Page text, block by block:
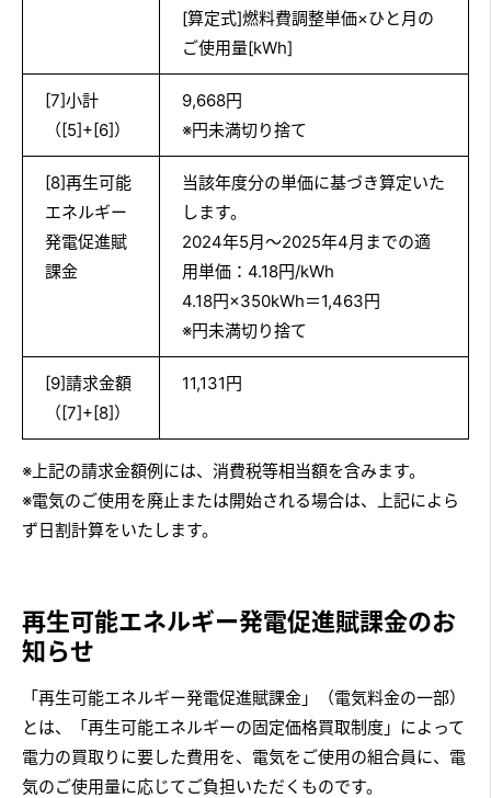
[算定式]燃料費調整単価×ひと月の
ご使用量[kWh]
[7]小計
（[5]+[6]）
9,668円
※円未満切り捨て
[8]再生可能
エネルギー
発電促進賦
課金
当該年度分の単価に基づき算定いた
します。
2024年5月～2025年4月までの適
用単価：4.18円/kWh
4.18円×350kWh＝1,463円
※円未満切り捨て
[9]請求金額
（[7]+[8]）
11,131円
※上記の請求金額例には、消費税等相当額を含みます。
※電気のご使用を廃止または開始される場合は、上記によら
ず日割計算をいたします。
再生可能エネルギー発電促進賦課金のお
知らせ
「再生可能エネルギー発電促進賦課金」（電気料金の一部）
とは、「再生可能エネルギーの固定価格買取制度」によって
電力の買取りに要した費用を、電気をご使用の組合員に、電
気のご使用量に応じてご負担いただくものです。